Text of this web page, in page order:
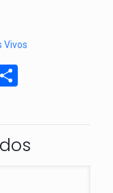
Vivos